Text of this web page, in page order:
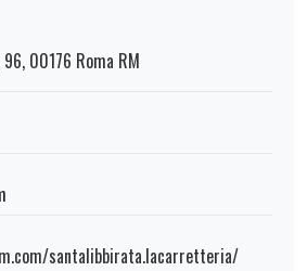
00176 Roma RM
santalibbirata.lacarretteria/